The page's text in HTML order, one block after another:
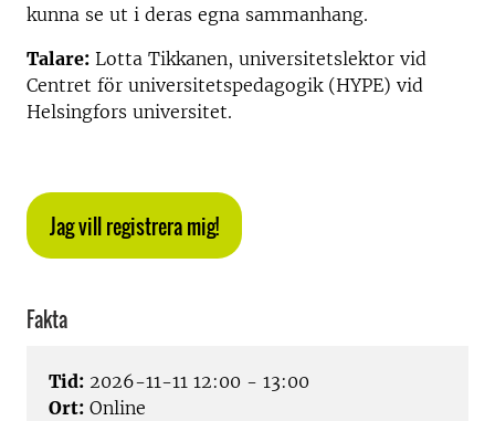
kunna se ut i deras egna sammanhang.
Talare: Lotta Tikkanen, universitetslektor vid
Centret för universitetspedagogik (HYPE) vid
Helsingfors universitet.
Jag vill registrera mig!
Fakta
Tid: 2026-11-11 12:00 - 13:00
Ort: Online